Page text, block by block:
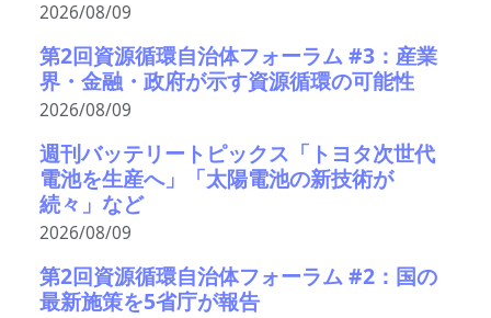
2026/08/09
第2回資源循環自治体フォーラム #3：産業
界・金融・政府が示す資源循環の可能性
2026/08/09
週刊バッテリートピックス「トヨタ次世代
電池を生産へ」「太陽電池の新技術が
続々」など
2026/08/09
第2回資源循環自治体フォーラム #2：国の
最新施策を5省庁が報告